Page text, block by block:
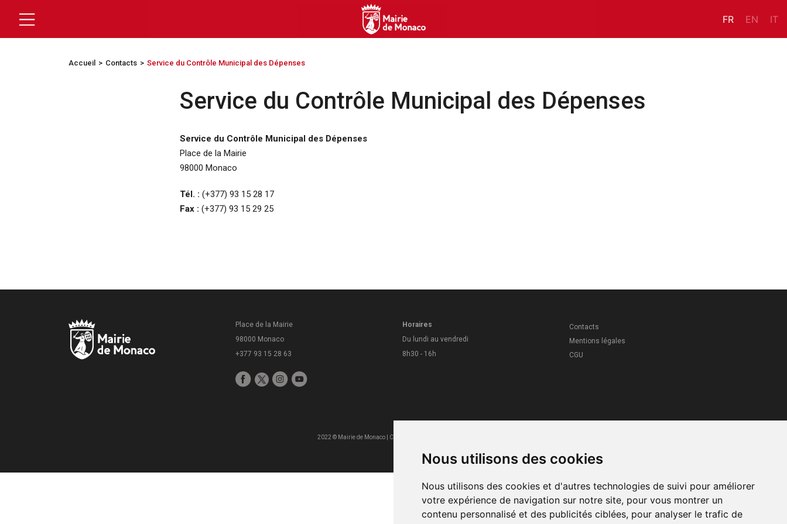
Nous utilisons des cookies
Nous utilisons des cookies et d'autres technologies de suivi pour améliorer
votre expérience de navigation sur notre site, pour vous montrer un
contenu personnalisé et des publicités ciblées, pour analyser le trafic de
FR EN IT
Accueil Contacts Service du Contrôle Municipal des Dépenses
Service du Contrôle Municipal des Dépenses
Service du Contrôle Municipal des Dépenses
Place de la Mairie
98000 Monaco
Tél. : (+377) 93 15 28 17
Fax : (+377) 93 15 29 25
Place de la Mairie
98000 Monaco
+377 93 15 28 63
Horaires
Du lundi au vendredi
8h30 - 16h
Contacts
Mentions légales
CGU
2022 © Mairie de Monaco | Conception